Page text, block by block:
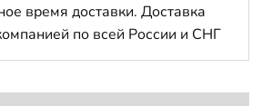
время доставки. Доставка
по всей России и СНГ